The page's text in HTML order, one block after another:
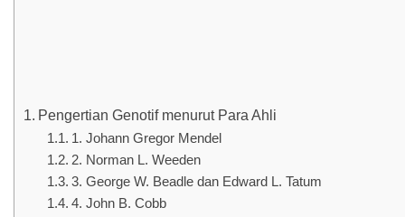
Pengertian Genotif menurut Para Ahli
1. Johann Gregor Mendel
2. Norman L. Weeden
3. George W. Beadle dan Edward L. Tatum
4. John B. Cobb